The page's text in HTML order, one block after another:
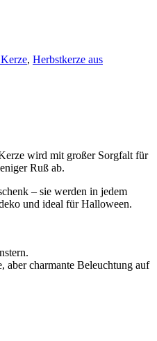
, Herbstkerze aus
wird mit großer Sorgfalt für
Ruß ab.
– sie werden in jedem
und ideal für Halloween.
aber charmante Beleuchtung auf